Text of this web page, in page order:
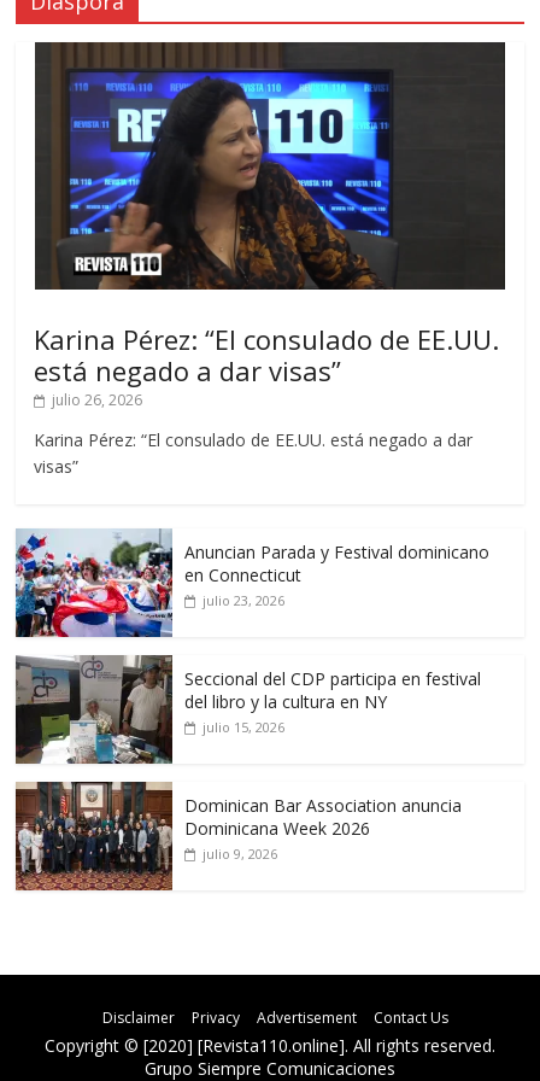
Karina Pérez: “El consulado de EE.UU.
está negado a dar visas”
julio 26, 2026
Karina Pérez: “El consulado de EE.UU. está negado a dar
visas”
Anuncian Parada y Festival dominicano
en Connecticut
julio 23, 2026
Seccional del CDP participa en festival
del libro y la cultura en NY
julio 15, 2026
Dominican Bar Association anuncia
Dominicana Week 2026
julio 9, 2026
Disclaimer Privacy Advertisement Contact Us
Copyright © [2020] [Revista110.online]. All rights reserved.
Grupo Siempre Comunicaciones